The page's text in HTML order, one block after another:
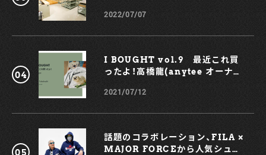
も！
2022/07/07
I BOUGHT vol.9 最近これ買
ったよ！高橋龍(anytee オーナ
2021/07/12
話題のコラボレーション、FILA ×
MAJOR FORCEから人気シュー